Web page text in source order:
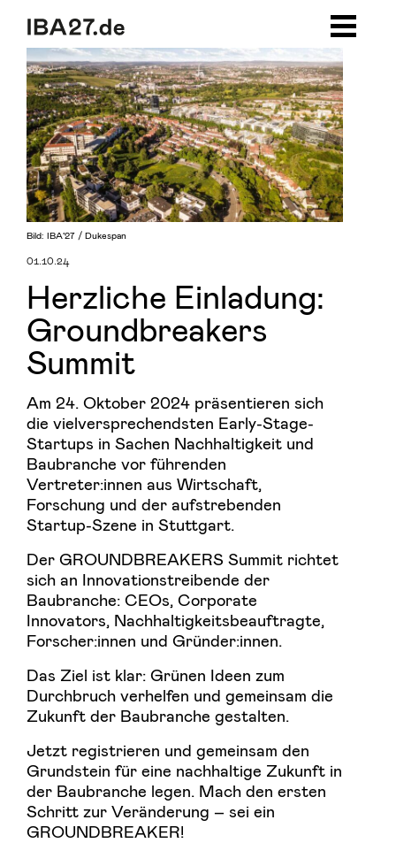
01.10.24
Herzliche Einladung:
Groundbreakers
Summit
Am 24. Oktober 2024 präsentieren sich
die vielversprechendsten Early-Stage-
Startups in Sachen Nachhaltigkeit und
Baubranche vor führenden
Vertreter:innen aus Wirtschaft,
Forschung und der aufstrebenden
Startup-Szene in Stuttgart.
Der GROUNDBREAKERS Summit richtet
sich an Innovationstreibende der
Baubranche: CEOs, Corporate
Innovators, Nachhaltigkeitsbeauftragte,
Forscher:innen und Gründer:innen.
Das Ziel ist klar: Grünen Ideen zum
Durchbruch verhelfen und gemeinsam die
Zukunft der Baubranche gestalten.
Jetzt registrieren und gemeinsam den
Grundstein für eine nachhaltige Zukunft in
der Baubranche legen. Mach den ersten
Schritt zur Veränderung – sei ein
GROUNDBREAKER!
Bild: IBA’27 / Dukespan